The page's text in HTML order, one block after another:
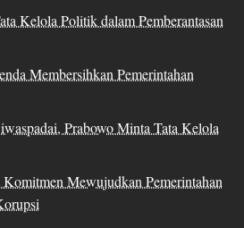
Kelola Politik dalam Pemberantasan
Membersihkan Pemerintahan
Prabowo Minta Tata Kelola
Komitmen Mewujudkan Pemerintahan